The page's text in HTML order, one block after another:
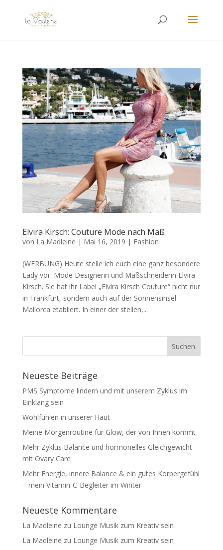
Elvira Kirsch: Couture Mode nach Maß
von La Madleine | Mai 16, 2019 | Fashion
(WERBUNG) Heute stelle ich euch eine ganz besondere
Lady vor: Mode Designerin und Maßschneiderin Elvira
Kirsch. Sie hat ihr Label „Elvira Kirsch Couture“ nicht nur
in Frankfurt, sondern auch auf der Sonnensinsel
Mallorca etabliert. In einer der steilen,...
Neueste Beiträge
PMS Symptome lindern und mit unserem Zyklus im
Einklang sein
Wohlfühlen in unserer Haut
Meine Morgenroutine für Glow, der von Innen kommt
Mehr Zyklus Balance und hormonelles Gleichgewicht
mit Ovary Care
Mehr Energie, innere Balance & ein gutes Körpergefühl
– mein Vitamin-C-Begleiter im Winter
Neueste Kommentare
La Madleine zu Lounge Musik zum Kreativ sein
La Madleine zu Lounge Musik zum Kreativ sein